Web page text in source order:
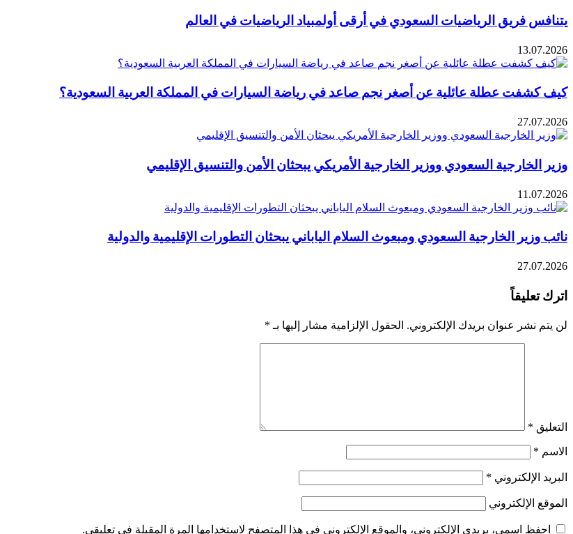
يتنافس فريق الرياضيات السعودي في أرقى أولمبياد الرياضيات في العالم
13.07.2026
كيف كشفت عطلة عائلية عن أصغر نجم صاعد في رياضة السيارات في المملكة العربية السعودية؟
27.07.2026
وزير الخارجية السعودي ووزير الخارجية الأمريكي يبحثان الأمن والتنسيق الإقليمي
11.07.2026
نائب وزير الخارجية السعودي ومبعوث السلام الياباني يبحثان التطورات الإقليمية والدولية
27.07.2026
اترك تعليقاً
لن يتم نشر عنوان بريدك الإلكتروني. الحقول الإلزامية مشار إليها بـ *
التعليق *
الاسم *
البريد الإلكتروني *
الموقع الإلكتروني
احفظ اسمي، بريدي الإلكتروني، والموقع الإلكتروني في هذا المتصفح لاستخدامها المرة المقبلة في تعليقي.